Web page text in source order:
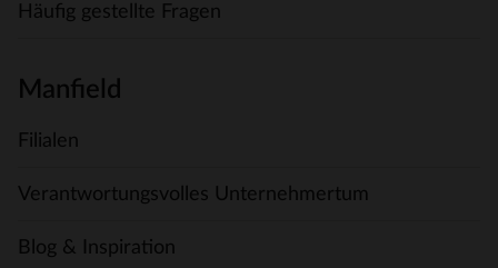
Häufig gestellte Fragen
Manfield
Filialen
Verantwortungsvolles Unternehmertum
Blog & Inspiration